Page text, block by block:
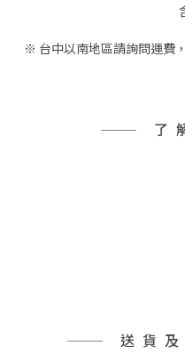
※ 台中以南地區請詢問運費
了
送貨